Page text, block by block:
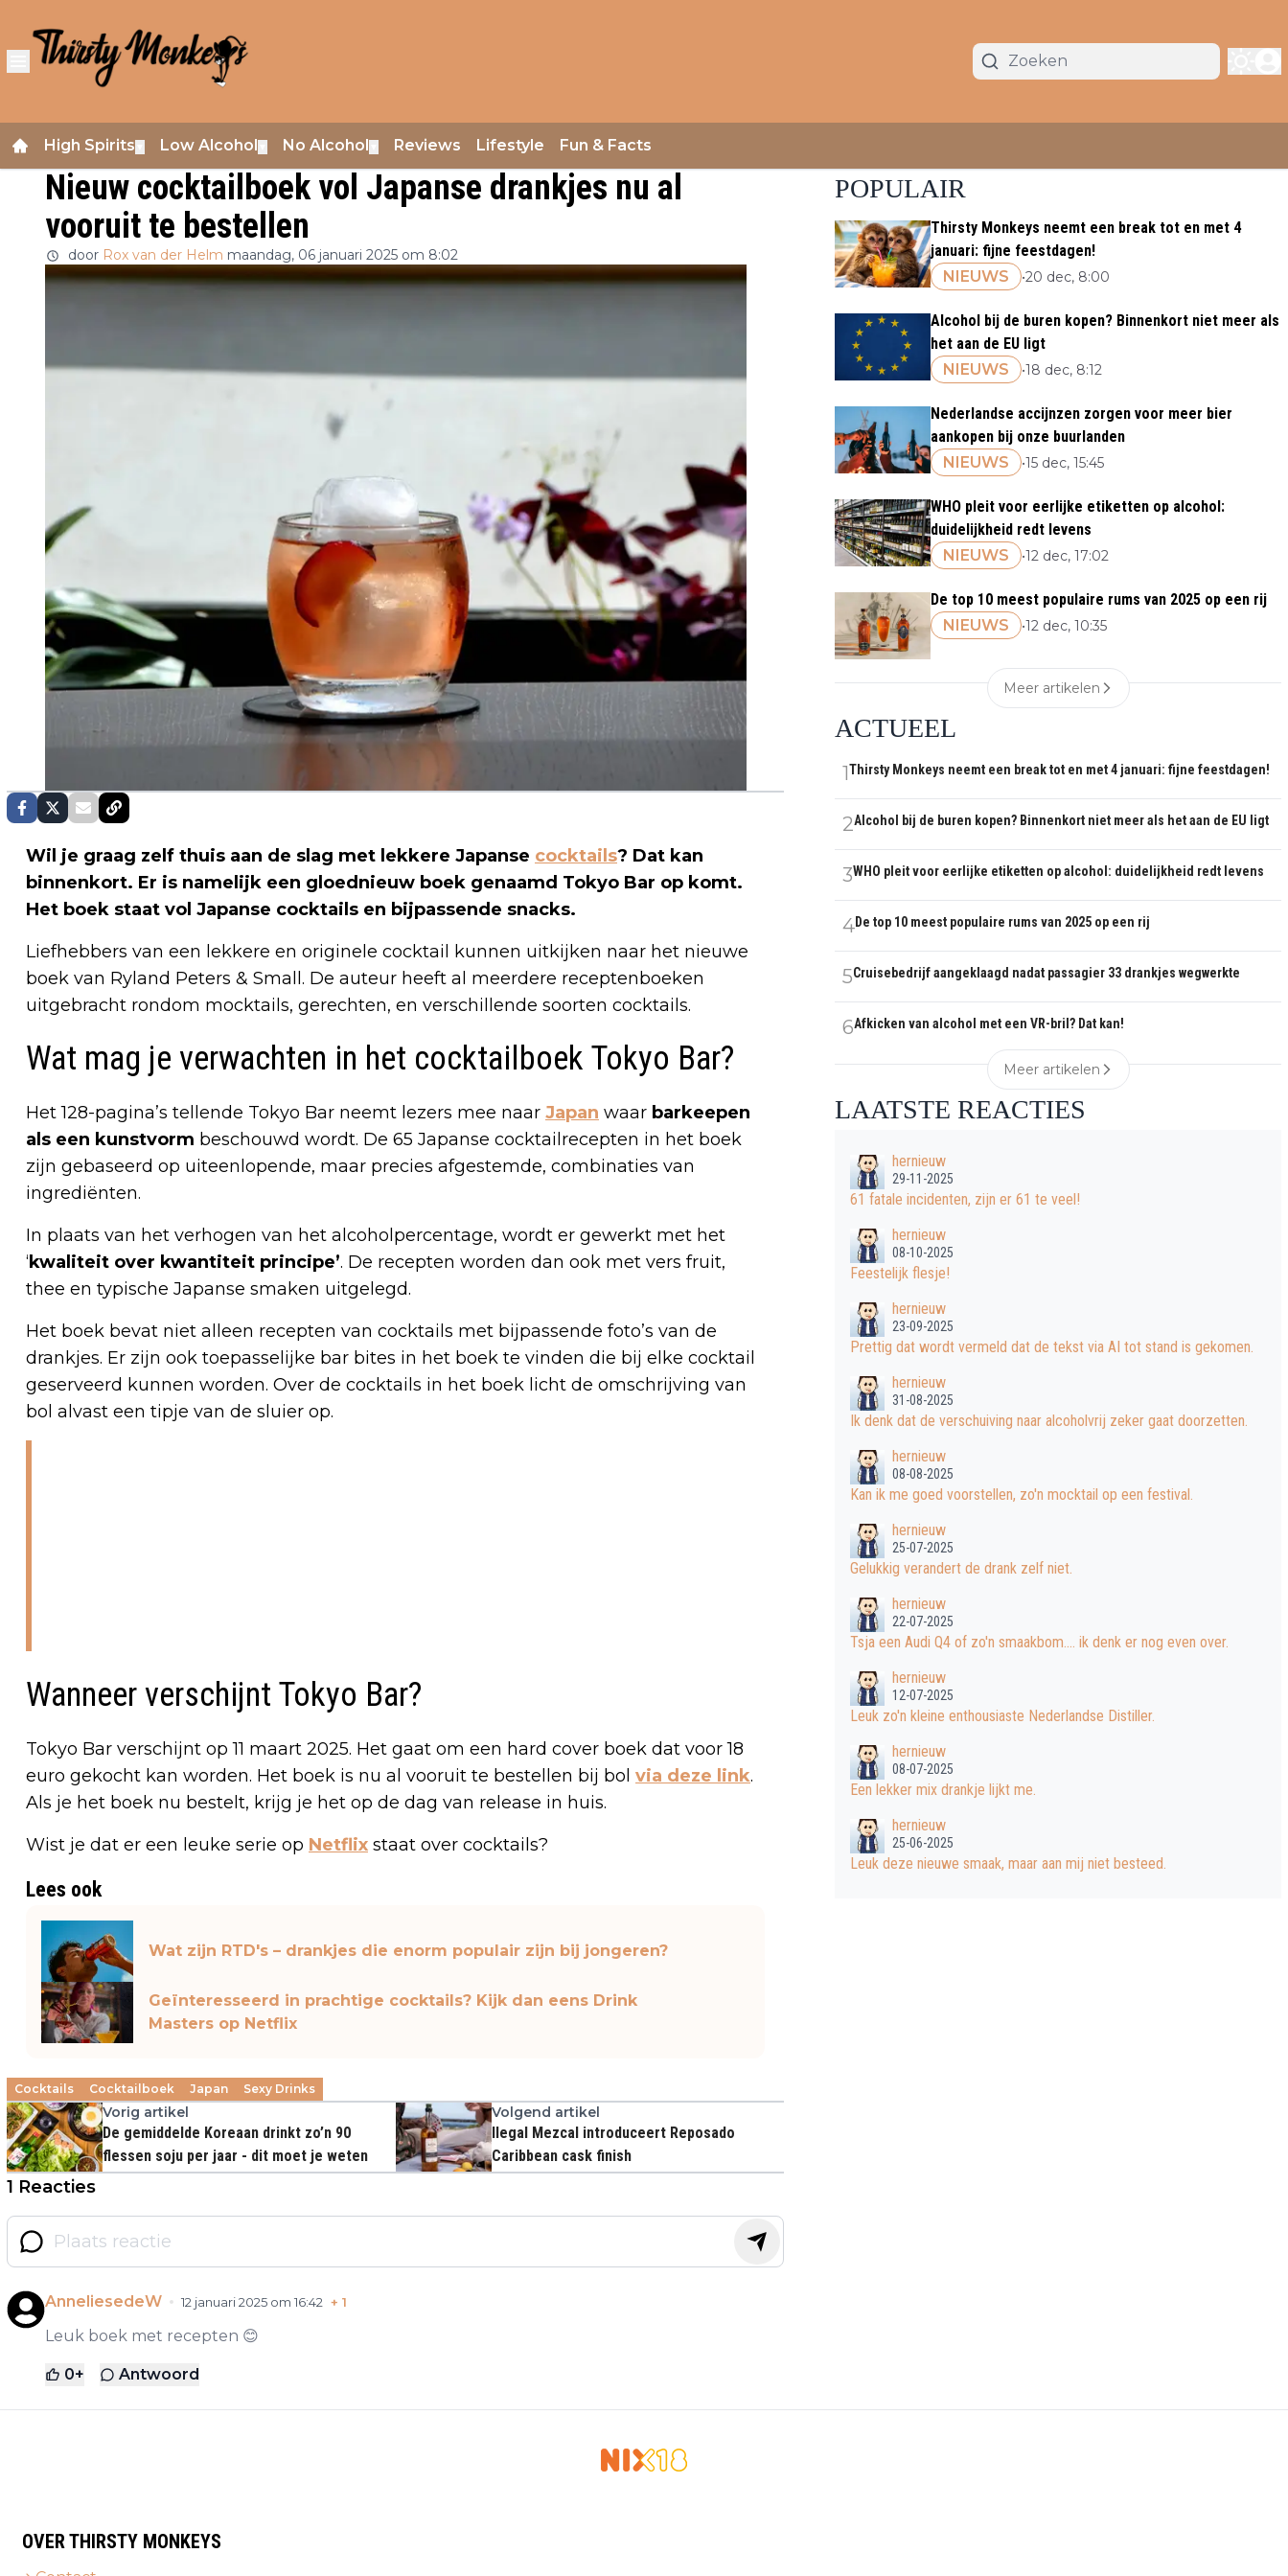
High Spirits Low Alcohol No Alcohol Reviews Lifestyle Fun & Facts
Nieuw cocktailboek vol Japanse drankjes nu al
vooruit te bestellen
door Rox van der Helm maandag, 06 januari 2025 om 8:02
Wil je graag zelf thuis aan de slag met lekkere Japanse cocktails? Dat kan
binnenkort. Er is namelijk een gloednieuw boek genaamd Tokyo Bar op komt.
Het boek staat vol Japanse cocktails en bijpassende snacks.
Liefhebbers van een lekkere en originele cocktail kunnen uitkijken naar het nieuwe
boek van Ryland Peters & Small. De auteur heeft al meerdere receptenboeken
uitgebracht rondom mocktails, gerechten, en verschillende soorten cocktails.
Wat mag je verwachten in het cocktailboek Tokyo Bar?
Het 128-pagina’s tellende Tokyo Bar neemt lezers mee naar Japan waar barkeepen
als een kunstvorm beschouwd wordt. De 65 Japanse cocktailrecepten in het boek
zijn gebaseerd op uiteenlopende, maar precies afgestemde, combinaties van
ingrediënten.
In plaats van het verhogen van het alcoholpercentage, wordt er gewerkt met het
‘kwaliteit over kwantiteit principe’. De recepten worden dan ook met vers fruit,
thee en typische Japanse smaken uitgelegd.
Het boek bevat niet alleen recepten van cocktails met bijpassende foto’s van de
drankjes. Er zijn ook toepasselijke bar bites in het boek te vinden die bij elke cocktail
geserveerd kunnen worden. Over de cocktails in het boek licht de omschrijving van
bol alvast een tipje van de sluier op.
Wanneer verschijnt Tokyo Bar?
Tokyo Bar verschijnt op 11 maart 2025. Het gaat om een hard cover boek dat voor 18
euro gekocht kan worden. Het boek is nu al vooruit te bestellen bij bol via deze link.
Als je het boek nu bestelt, krijg je het op de dag van release in huis.
Wist je dat er een leuke serie op Netflix staat over cocktails?
Lees ook
Wat zijn RTD's – drankjes die enorm populair zijn bij jongeren?
Geïnteresseerd in prachtige cocktails? Kijk dan eens Drink
Masters op Netflix
Cocktails Cocktailboek Japan Sexy Drinks
Vorig artikel
De gemiddelde Koreaan drinkt zo’n 90
flessen soju per jaar - dit moet je weten
Volgend artikel
Ilegal Mezcal introduceert Reposado
Caribbean cask finish
1 Reacties
AnneliesedeW 12 januari 2025 om 16:42 + 1
Leuk boek met recepten 😊
0+ Antwoord
POPULAIR
Thirsty Monkeys neemt een break tot en met 4
januari: fijne feestdagen!
NIEUWS
•20 dec, 8:00
Alcohol bij de buren kopen? Binnenkort niet meer als
het aan de EU ligt
NIEUWS
•18 dec, 8:12
Nederlandse accijnzen zorgen voor meer bier
aankopen bij onze buurlanden
NIEUWS
•15 dec, 15:45
WHO pleit voor eerlijke etiketten op alcohol:
duidelijkheid redt levens
NIEUWS
•12 dec, 17:02
De top 10 meest populaire rums van 2025 op een rij
NIEUWS
•12 dec, 10:35
Meer artikelen
ACTUEEL
1Thirsty Monkeys neemt een break tot en met 4 januari: fijne feestdagen!
2Alcohol bij de buren kopen? Binnenkort niet meer als het aan de EU ligt
3WHO pleit voor eerlijke etiketten op alcohol: duidelijkheid redt levens
4De top 10 meest populaire rums van 2025 op een rij
5Cruisebedrijf aangeklaagd nadat passagier 33 drankjes wegwerkte
6Afkicken van alcohol met een VR-bril? Dat kan!
Meer artikelen
LAATSTE REACTIES
hernieuw
29-11-2025
61 fatale incidenten, zijn er 61 te veel!
hernieuw
08-10-2025
Feestelijk flesje!
hernieuw
23-09-2025
Prettig dat wordt vermeld dat de tekst via AI tot stand is gekomen.
hernieuw
31-08-2025
Ik denk dat de verschuiving naar alcoholvrij zeker gaat doorzetten.
hernieuw
08-08-2025
Kan ik me goed voorstellen, zo'n mocktail op een festival.
hernieuw
25-07-2025
Gelukkig verandert de drank zelf niet.
hernieuw
22-07-2025
Tsja een Audi Q4 of zo'n smaakbom.... ik denk er nog even over.
hernieuw
12-07-2025
Leuk zo'n kleine enthousiaste Nederlandse Distiller.
hernieuw
08-07-2025
Een lekker mix drankje lijkt me.
hernieuw
25-06-2025
Leuk deze nieuwe smaak, maar aan mij niet besteed.
OVER THIRSTY MONKEYS